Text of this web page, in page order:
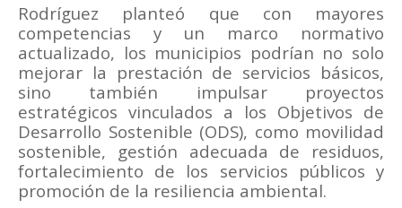
Rodríguez planteó que con mayores
competencias y un marco normativo
actualizado, los municipios podrían no solo
mejorar la prestación de servicios básicos,
sino también impulsar proyectos
estratégicos vinculados a los Objetivos de
Desarrollo Sostenible (ODS), como movilidad
sostenible, gestión adecuada de residuos,
fortalecimiento de los servicios públicos y
promoción de la resiliencia ambiental.